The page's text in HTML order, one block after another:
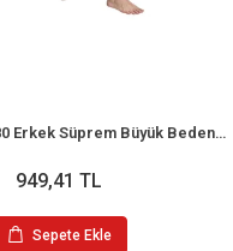
Over Sleep 2380 Erkek Süprem Büyük Beden Kapri Yazlık Pijama Takım (L-XL-2XL-3XL)
949,41 TL
Sepete Ekle